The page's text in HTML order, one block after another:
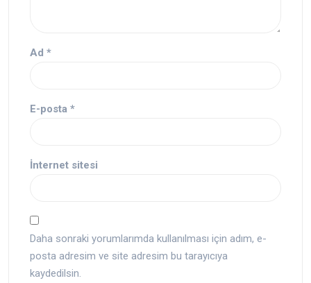
Ad *
E-posta *
İnternet sitesi
Daha sonraki yorumlarımda kullanılması için adım, e-
posta adresim ve site adresim bu tarayıcıya
kaydedilsin.